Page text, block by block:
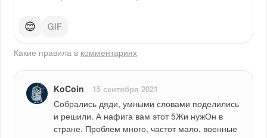
😊
Какие правила в комментариях
KoCoin 15 сентября 2021
Собрались дяди, умными словами поделились
и решили. А нафига вам этот 5Жи нужОн в
стране. Проблем много, частот мало, военные